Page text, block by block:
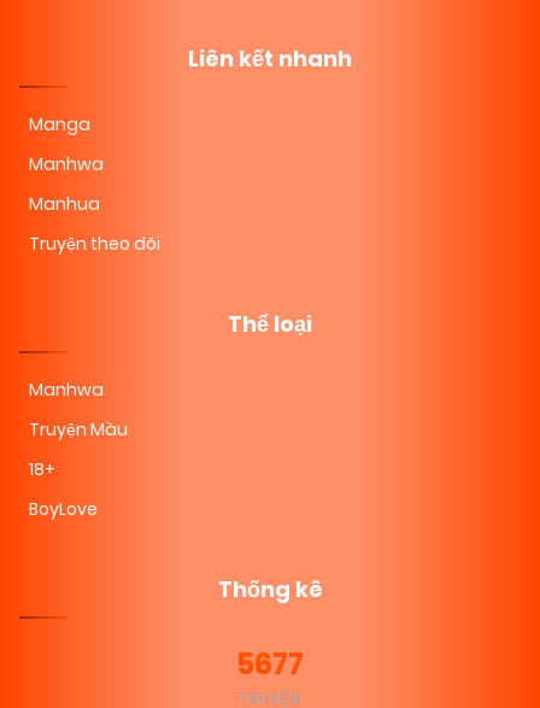
Liên kết nhanh
Manga
Manhwa
Manhua
Truyện theo dõi
Thể loại
Manhwa
Truyện Màu
18+
BoyLove
Thống kê
5677
TRUYỆN